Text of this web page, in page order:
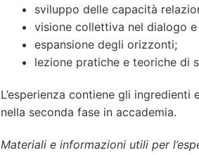
sviluppo delle capacità
visione collettiva nel dialogo
espansione degli orizzonti;
lezione pratiche e teoriche di
L’esperienza contiene gli
nella seconda fase in accademia.
Materiali e informazioni utili per